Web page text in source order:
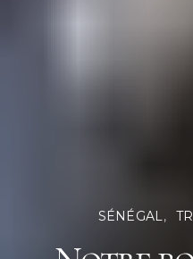
SÉNÉGAL